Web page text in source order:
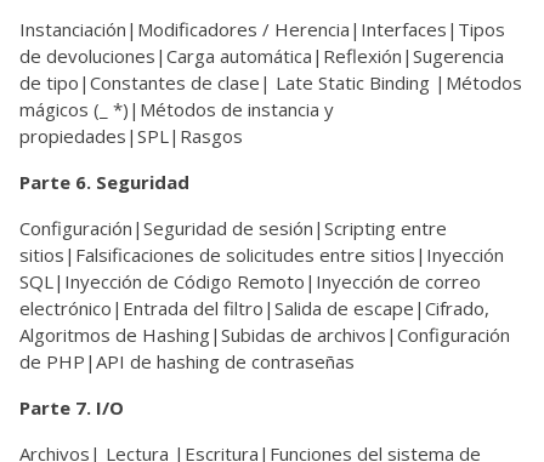
Instanciación|Modificadores / Herencia|Interfaces|Tipos
de devoluciones|Carga automática|Reflexión|Sugerencia
de tipo|Constantes de clase| Late Static Binding |Métodos
mágicos (_ *)|Métodos de instancia y
propiedades|SPL|Rasgos
Parte 6. Seguridad
Configuración|Seguridad de sesión|Scripting entre
sitios|Falsificaciones de solicitudes entre sitios|Inyección
SQL|Inyección de Código Remoto|Inyección de correo
electrónico|Entrada del filtro|Salida de escape|Cifrado,
Algoritmos de Hashing|Subidas de archivos|Configuración
de PHP|API de hashing de contraseñas
Parte 7. I/O
Archivos| Lectura |Escritura|Funciones del sistema de